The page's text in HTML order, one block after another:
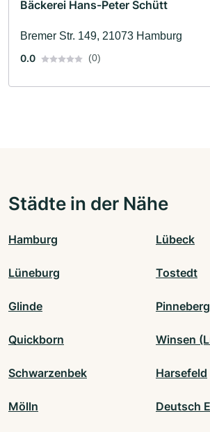
Bäckerei Hans-Peter Schütt
Bremer Str. 149, 21073 Hamburg
0.0
(0)
Städte in der Nähe
Hamburg Lübeck
Lüneburg Tostedt
Glinde Pinneberg
Quickborn Winsen
Schwarzenbek Harsefeld
Mölln Deutsch